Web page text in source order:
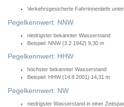
Verkehrsgesicherte Fahrrinnentiefe
Pegelkennwert: NNW
niedrigster bekannter Wasserstand
Beispiel: NNW (3.2.1942) 9,30 m
Pegelkennwert: HHW
höchster bekannter Wasserstand
Beispiel: HHW (14.8.2001) 14,31 m
Pegelkennwert: NW
niedrigster Wasserstand in einer